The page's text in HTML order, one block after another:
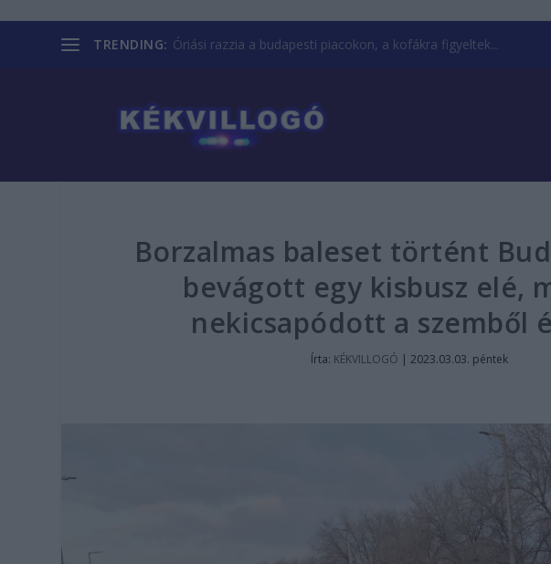
TRENDING: Óriási razzia a budapesti piacokon, a kofákra figyeltek...
Borzalmas baleset történt
bevágott egy kisbusz elé,
nekicsapódott a szemből
Írta: KÉKVILLOGÓ |2023.03.03. péntek